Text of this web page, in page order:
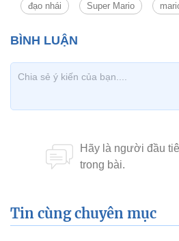
đạo nhái Super Mario
Tin cùng chuyên mục